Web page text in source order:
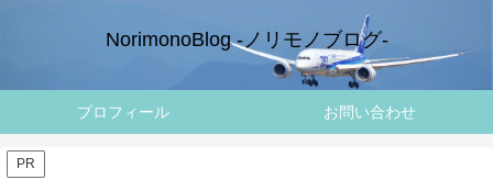
NorimonoBlog -ノリモノブログ-
プロフィール お問い合わせ
PR